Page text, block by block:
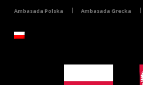
Ambasada Polska Ambasada Grecka